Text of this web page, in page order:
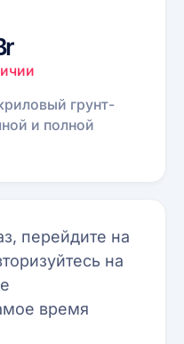
грунт-
и полной
перейдите на
на
время